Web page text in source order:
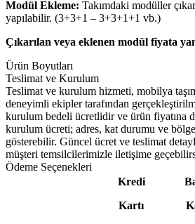
Modül Ekleme: Takımdaki modüller
yapılabilir. (3+3+1 – 3+3+1+1 vb.)
Çıkarılan veya eklenen modül fiyata
Ürün Boyutları
Teslimat ve Kurulum
Teslimat ve kurulum hizmeti, mobilya
deneyimli ekipler tarafından
kurulum bedeli ücretlidir ve ürün fiyatına
kurulum ücreti; adres, kat durumu ve
gösterebilir. Güncel ücret ve teslimat
müşteri temsilcilerimizle iletişime
Ödeme Seçenekleri
Kredi
Kartı